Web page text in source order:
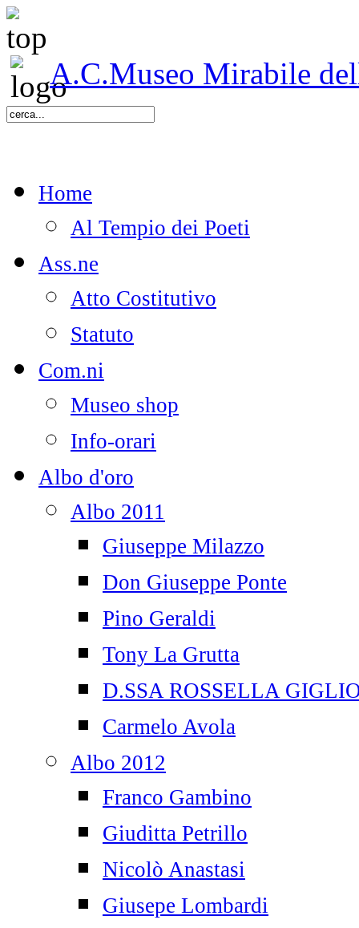
A.C.Museo Mirabile
Home
Al Tempio dei Poeti
Ass.ne
Atto Costitutivo
Statuto
Com.ni
Museo shop
Info-orari
Albo d'oro
Albo 2011
Giuseppe Milazzo
Don Giuseppe Ponte
Pino Geraldi
Tony La Grutta
D.SSA ROSSELLA
Carmelo Avola
Albo 2012
Franco Gambino
Giuditta Petrillo
Nicolò Anastasi
Giusepe Lombardi